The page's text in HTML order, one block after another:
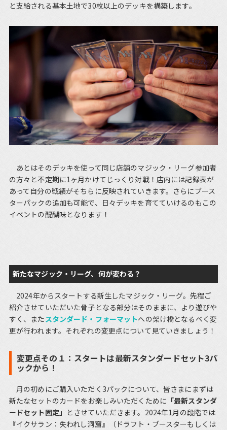
と支給される基本土地で30枚以上のデッキを構築します。
あとはそのデッキを使って同じ店舗のマジック・リーグ参加者
の方々と不定期に1ヶ月かけてじっくり対戦！店内には記録表が
あって自分の戦績がそちらに反映されていきます。さらにブース
ターパックの追加も可能で、日々デッキを育てていけるのもこの
イベントの醍醐味となります！
新たなマジック・リーグ、何が変わる？
2024年からスタートする新生したマジック・リーグ。先程ご
紹介させていただいた骨子となる部分はそのままに、より遊びや
すく、またスタンダード・フォーマットへの架け橋となるべく変
更が行われます。それぞれの変更点について見ていきましょう！
変更点その１：スタートは最新スタンダードセット3パ
ックから！
月の初めにご購入いただく3パックについて、皆さまにまずは
新たなセットのカードをお楽しみいただくために 「最新スタンダ
ードセット固定」 とさせていただきます。2024年1月の段階では
『イクサラン：失われし洞窟』（ドラフト・ブースターもしくは